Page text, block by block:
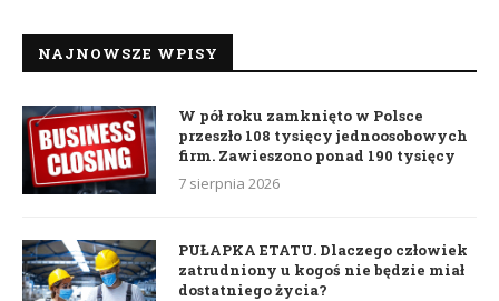
NAJNOWSZE WPISY
W pół roku zamknięto w Polsce
przeszło 108 tysięcy jednoosobowych
firm. Zawieszono ponad 190 tysięcy
7 sierpnia 2026
PUŁAPKA ETATU. Dlaczego człowiek
zatrudniony u kogoś nie będzie miał
dostatniego życia?